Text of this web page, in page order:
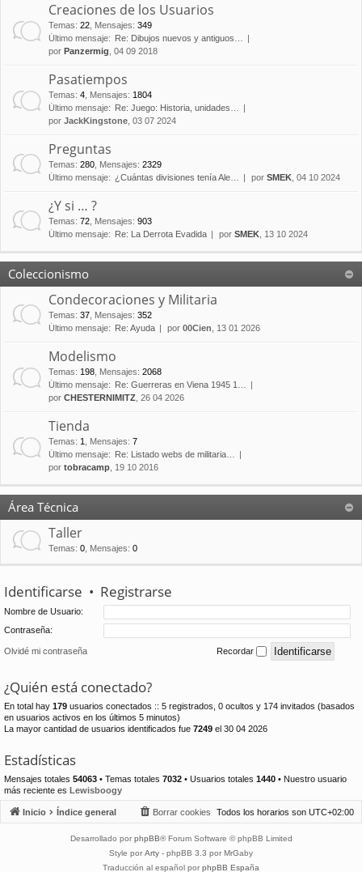
Creaciones de los Usuarios
Temas: 22 Mensajes: 349
Último mensaje:
Re: Dibujos nuevos y antiguos…
por Panzermig , 04 09 2018
Pasatiempos
Temas: 4 Mensajes: 1804
Último mensaje:
Re: Juego: Historia, unidades…
por JackKingstone , 03 07 2024
Preguntas
Temas: 280 Mensajes: 2329
Último mensaje: ¿Cuántas divisiones tenía Ale… por SMEK , 04 10 2024
¿Y si … ?
Temas: 72 Mensajes: 903
Último mensaje:
Re: La Derrota Evadida por SMEK , 13 10 2024
Coleccionismo
Condecoraciones y Militaria
Temas: 37 Mensajes: 352
Último mensaje:
Re: Ayuda por 00Cien , 13 01 2026
Modelismo
Temas: 198 Mensajes: 2068
Último mensaje:
Re: Guerreras en Viena 1945 1…
por CHESTERNIMITZ , 26 04 2026
Tienda
Temas: 1 Mensajes: 7
Último mensaje:
Re: Listado webs de militaria…
por tobracamp , 19 10 2016
Área Técnica
Taller
Temas: 0 Mensajes: 0
Identificarse • Registrarse
Nombre de Usuario:
Contraseña:
Olvidé mi contraseña Recordar
¿Quién está conectado?
En total hay 179 usuarios conectados :: 5 registrados, 0 ocultos y 174 invitados (basados
en usuarios activos en los últimos 5 minutos)
La mayor cantidad de usuarios identificados fue 7249 el 30 04 2026
Estadísticas
Mensajes totales 54063 • Temas totales 7032 • Usuarios totales 1440 • Nuestro usuario
más reciente es Lewisboogy
Inicio Índice general Todos los horarios son UTC+02:00
Borrar cookies
Desarrollado por phpBB® Forum Software © phpBB Limited
Style por Arty - phpBB 3.3 por MrGaby
Traducción al español por phpBB España